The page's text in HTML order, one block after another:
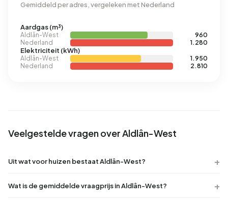
Gemiddeld per adres, vergeleken met Nederland
Aardgas (m³)
Aldlân-West
960
Nederland
1.280
Elektriciteit (kWh)
Aldlân-West
1.950
Nederland
2.810
Veelgestelde vragen over Aldlân-West
Uit wat voor huizen bestaat Aldlân-West?
Wat is de gemiddelde vraagprijs in Aldlân-West?